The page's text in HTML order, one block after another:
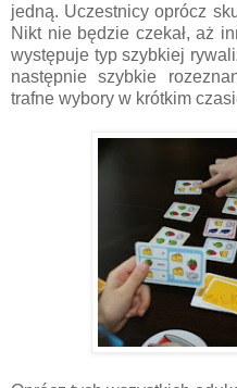
jedną. Uczestnicy oprócz
Nikt nie będzie czekał, aż
występuje typ szybkiej
następnie szybkie
trafne wybory w krótkim